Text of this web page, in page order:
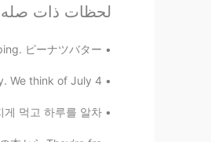
JP
書いた
したい
したい
لحظات ذات صله
ピーナツバター...
think of July 4...
도 배터지게 먹고 하루를 알차...